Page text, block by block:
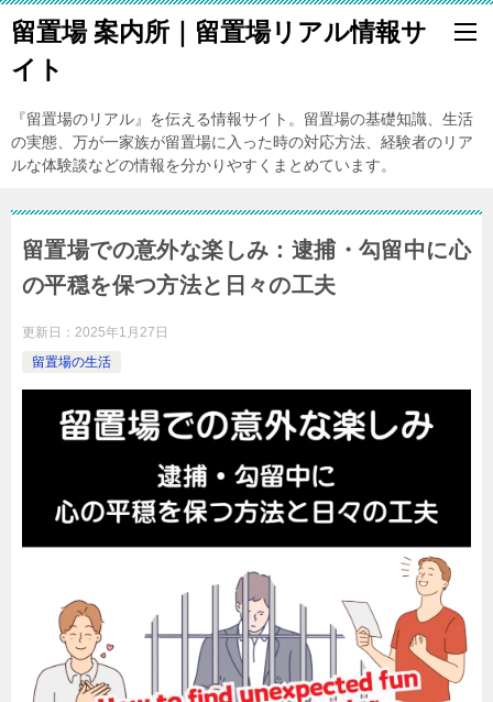
留置場 案内所｜留置場リアル情報サ
イト
『留置場のリアル』を伝える情報サイト。留置場の基礎知識、生活
の実態、万が一家族が留置場に入った時の対応方法、経験者のリア
ルな体験談などの情報を分かりやすくまとめています。
留置場での意外な楽しみ：逮捕・勾留中に心
の平穏を保つ方法と日々の工夫
更新日： 2025年1月27日
留置場の生活